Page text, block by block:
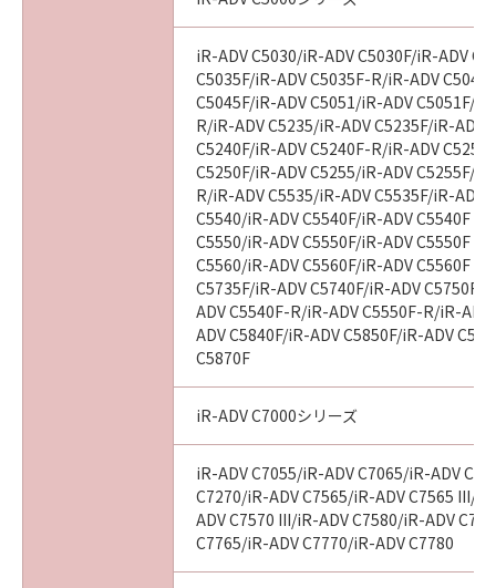
iR-ADV C5030/iR-ADV C5030F/iR-ADV
C5035F/iR-ADV C5035F-R/iR-ADV
C5045F/iR-ADV C5051/iR-ADV C5051F/
R/iR-ADV C5235/iR-ADV C5235F/iR-ADV
C5240F/iR-ADV C5240F-R/iR-ADV
C5250F/iR-ADV C5255/iR-ADV C5255F/
R/iR-ADV C5535/iR-ADV C5535F/iR-ADV
C5540/iR-ADV C5540F/iR-ADV C5540F
C5550/iR-ADV C5550F/iR-ADV C5550F
C5560/iR-ADV C5560F/iR-ADV C5560F
C5735F/iR-ADV C5740F/iR-ADV C5750F/
ADV C5540F-R/iR-ADV C5550F-R/iR-
ADV C5840F/iR-ADV C5850F/iR-ADV
C5870F
iR-ADV C7000シリーズ
iR-ADV C7055/iR-ADV C7065/iR-ADV
C7270/iR-ADV C7565/iR-ADV C7565 III/
ADV C7570 III/iR-ADV C7580/iR-ADV
C7765/iR-ADV C7770/iR-ADV C7780